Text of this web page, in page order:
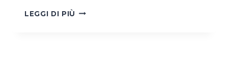
LEGGI DI PIÙ WORKSHOP